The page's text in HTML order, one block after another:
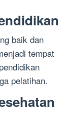
baik dan
tempat
pelatihan.